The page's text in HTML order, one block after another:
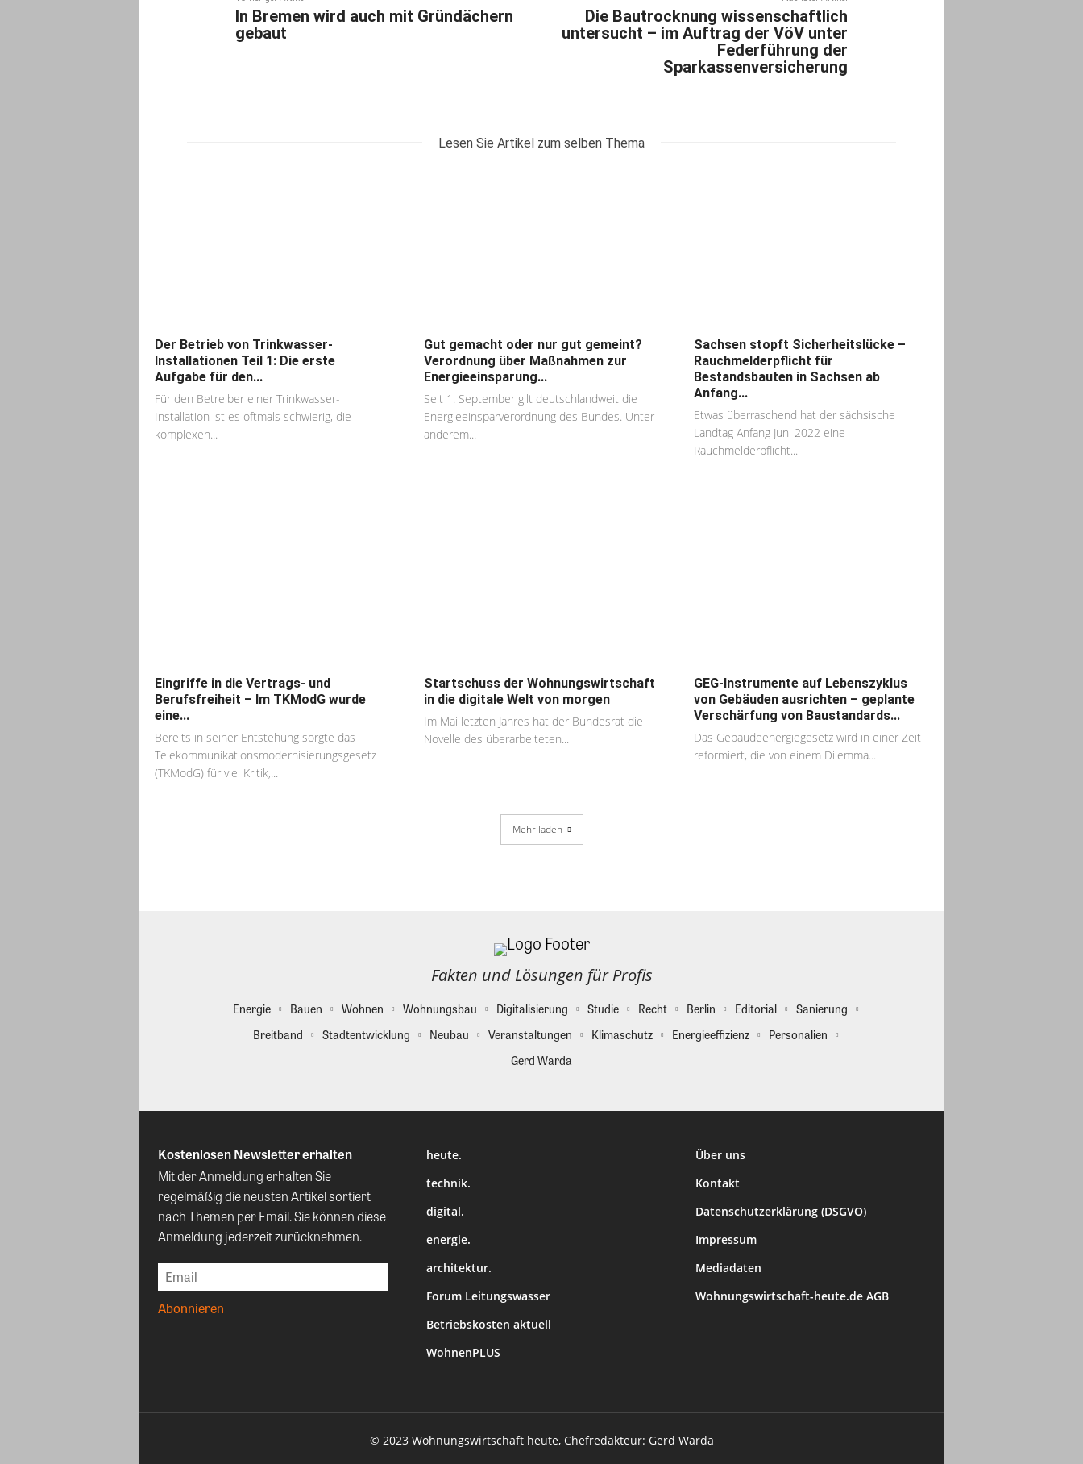
In Bremen wird auch mit Gründächern
gebaut
Die Bautrocknung wissenschaftlich
untersucht – im Auftrag der VöV unter
Federführung der
Sparkassenversicherung
Lesen Sie Artikel zum selben Thema
Der Betrieb von Trinkwasser-
Installationen Teil 1: Die erste
Aufgabe für den...
Für den Betreiber einer Trinkwasser-
Installation ist es oftmals schwierig, die
komplexen...
Gut gemacht oder nur gut gemeint?
Verordnung über Maßnahmen zur
Energieeinsparung...
Seit 1. September gilt deutschlandweit die
Energieeinsparverordnung des Bundes. Unter
anderem...
Sachsen stopft Sicherheitslücke –
Rauchmelderpflicht für
Bestandsbauten in Sachsen ab
Anfang...
Etwas überraschend hat der sächsische
Landtag Anfang Juni 2022 eine
Rauchmelderpflicht...
Eingriffe in die Vertrags- und
Berufsfreiheit – Im TKModG wurde
eine...
Bereits in seiner Entstehung sorgte das
Telekommunikationsmodernisierungsgesetz
(TKModG) für viel Kritik,...
Startschuss der Wohnungswirtschaft
in die digitale Welt von morgen
Im Mai letzten Jahres hat der Bundesrat die
Novelle des überarbeiteten...
GEG-Instrumente auf Lebenszyklus
von Gebäuden ausrichten – geplante
Verschärfung von Baustandards...
Das Gebäudeenergiegesetz wird in einer Zeit
reformiert, die von einem Dilemma...
Mehr laden
Fakten und Lösungen für Profis
Energie Bauen Wohnen Wohnungsbau Digitalisierung Studie Recht Berlin Editorial
Sanierung
Breitband
Stadtentwicklung Neubau Veranstaltungen Klimaschutz Energieeffizienz
Personalien
Gerd Warda
Kostenlosen Newsletter erhalten
Mit der Anmeldung erhalten Sie
regelmäßig die neusten Artikel sortiert
nach Themen per Email. Sie können diese
Anmeldung jederzeit zurücknehmen.
heute.
technik.
digital.
energie.
architektur.
Forum Leitungswasser
Betriebskosten aktuell
WohnenPLUS
Über uns
Kontakt
Datenschutzerklärung (DSGVO)
Impressum
Mediadaten
Wohnungswirtschaft-heute.de AGB
© 2023 Wohnungswirtschaft heute, Chefredakteur: Gerd Warda